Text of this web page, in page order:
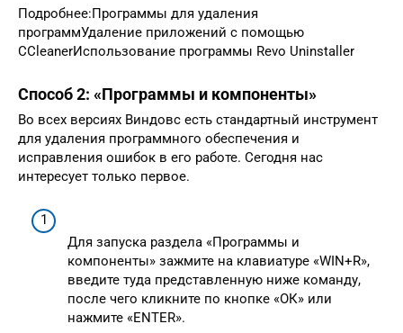
Подробнее:Программы для удаления
программУдаление приложений с помощью
CCleanerИспользование программы Revo Uninstaller
Способ 2: «Программы и компоненты»
Во всех версиях Виндовс есть стандартный инструмент
для удаления программного обеспечения и
исправления ошибок в его работе. Сегодня нас
интересует только первое.
Для запуска раздела «Программы и
компоненты» зажмите на клавиатуре «WIN+R»,
введите туда представленную ниже команду,
после чего кликните по кнопке «ОК» или
нажмите «ENTER».